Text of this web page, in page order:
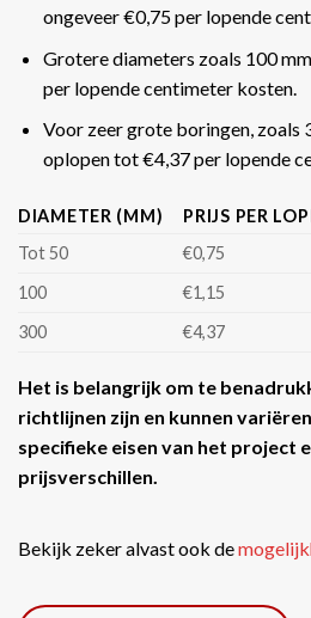
ongeveer €0,75 per lopende
Grotere diameters zoals 100
per lopende centimeter kosten.
Voor zeer grote boringen, zoals
oplopen tot €4,37 per lopende
DIAMETER (MM)
PRIJS PER
Tot 50
€0,75
100
€1,15
300
€4,37
Het is belangrijk om te
richtlijnen zijn en kunnen
specifieke eisen van het project
prijsverschillen.
Bekijk zeker alvast ook de